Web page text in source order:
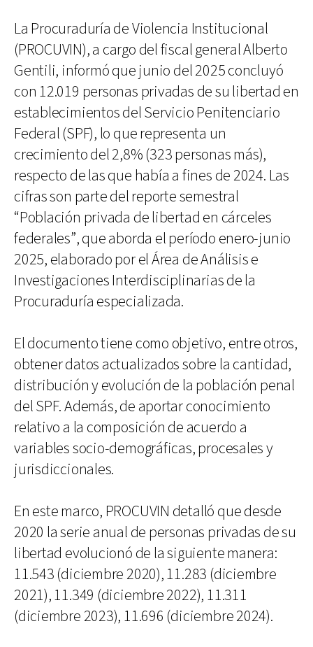
La Procuraduría de Violencia Institucional
(PROCUVIN), a cargo del fiscal general Alberto
Gentili, informó que junio del 2025 concluyó
con 12.019 personas privadas de su libertad en
establecimientos del Servicio Penitenciario
Federal (SPF), lo que representa un
crecimiento del 2,8% (323 personas más),
respecto de las que había a fines de 2024. Las
cifras son parte del reporte semestral
“Población privada de libertad en cárceles
federales”, que aborda el período enero-junio
2025, elaborado por el Área de Análisis e
Investigaciones Interdisciplinarias de la
Procuraduría especializada.
El documento tiene como objetivo, entre otros,
obtener datos actualizados sobre la cantidad,
distribución y evolución de la población penal
del SPF. Además, de aportar conocimiento
relativo a la composición de acuerdo a
variables socio-demográficas, procesales y
jurisdiccionales.
En este marco, PROCUVIN detalló que desde
2020 la serie anual de personas privadas de su
libertad evolucionó de la siguiente manera:
11.543 (diciembre 2020), 11.283 (diciembre
2021), 11.349 (diciembre 2022), 11.311
(diciembre 2023), 11.696 (diciembre 2024).